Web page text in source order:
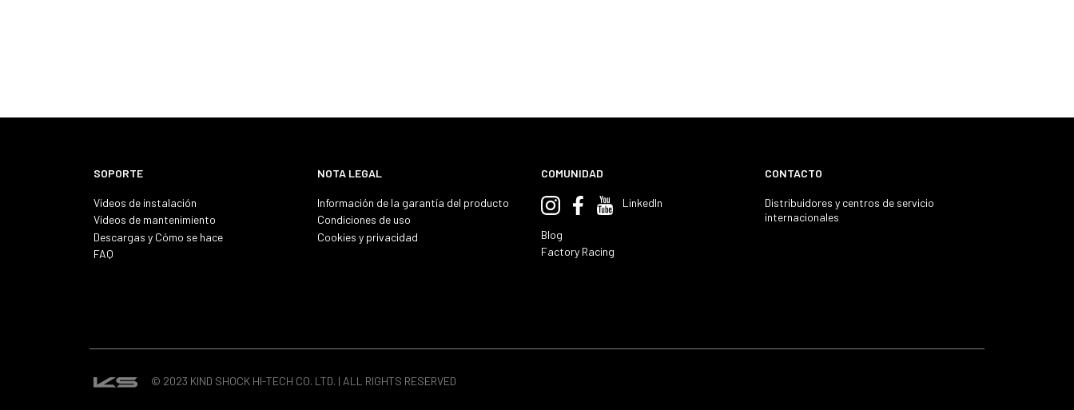
SOPORTE
Vídeos de instalación
Vídeos de mantenimiento
Descargas y Cómo se hace
FAQ
NOTA LEGAL
Información de la garantía del producto
Condiciones de uso
Cookies y privacidad
COMUNIDAD
LinkedIn
Blog
Factory Racing
CONTACTO
Distribuidores y centros de servicio
internacionales
© 2023 KIND SHOCK HI-TECH CO. LTD. | ALL RIGHTS RESERVED